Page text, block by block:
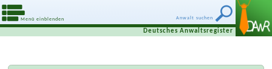
Anwalt suchen
Menü einblenden
Deutsches Anwaltsregister